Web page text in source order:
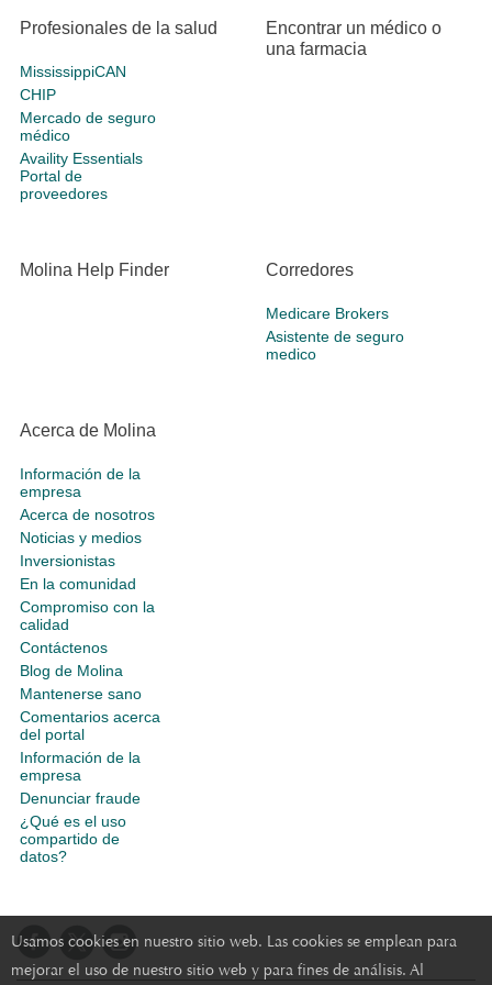
Usamos cookies en nuestro sitio web. Las cookies se emplean para
mejorar el uso de nuestro sitio web y para fines de análisis. Al
Profesionales de la salud
MississippiCAN
CHIP
Mercado de seguro
médico
Availity Essentials
Portal de
proveedores
Encontrar un médico o
una farmacia
Molina Help Finder Corredores
Medicare Brokers
Asistente de seguro
medico
Acerca de Molina
Información de la
empresa
Acerca de nosotros
Noticias y medios
Inversionistas
En la comunidad
Compromiso con la
calidad
Contáctenos
Blog de Molina
Mantenerse sano
Comentarios acerca
del portal
Información de la
empresa
Denunciar fraude
¿Qué es el uso
compartido de
datos?